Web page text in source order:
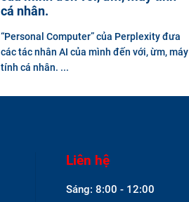
cá nhân.
“Personal Computer” của Perplexity đưa
các tác nhân AI của mình đến với, ừm, máy
tính cá nhân. ...
Liên hệ
Sáng: 8:00 - 12:00